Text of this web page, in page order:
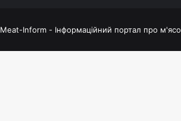
Meat-Inform - Інформаційний портал про м'ясо